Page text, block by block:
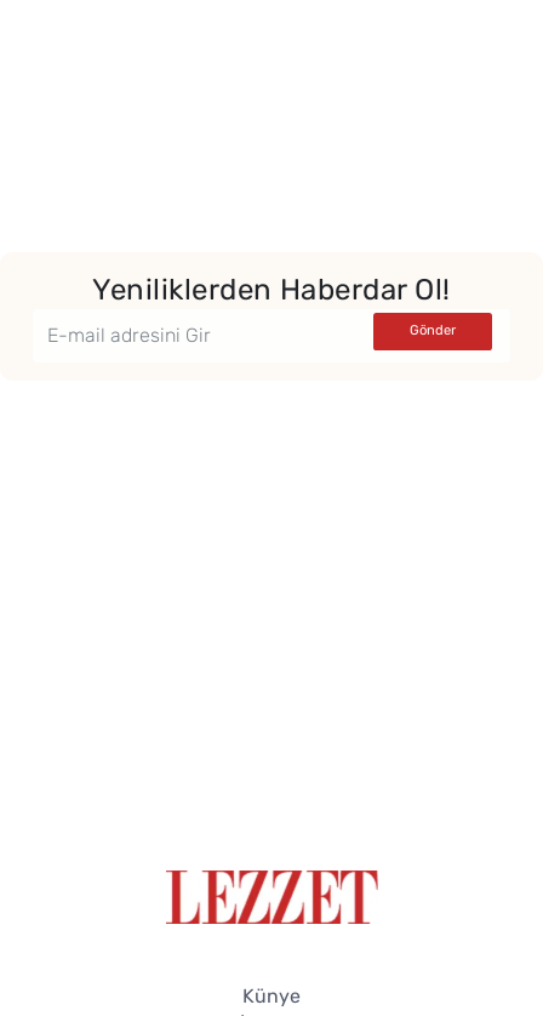
Yeniliklerden Haberdar Ol!
Künye